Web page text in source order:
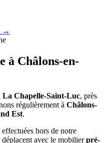
→
à Châlons-en-
La Chapelle-Saint-Luc, près
régulièrement à Châlons-
Est.
hors de notre
déplacent avec le mobilierpré-